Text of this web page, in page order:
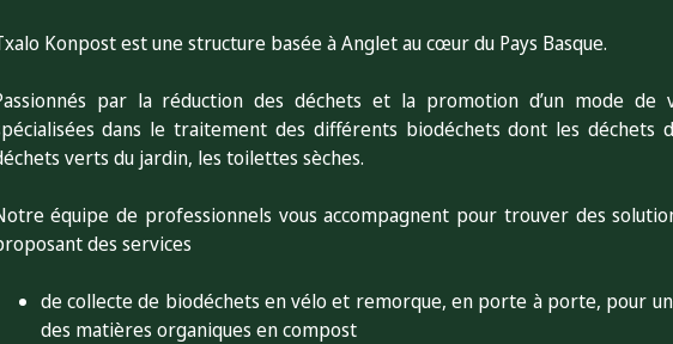
Konpost est une structure basée à Anglet au cœur du Pays Basque.
par la réduction des déchets et la promotion d’un mode de
pécialisées dans le traitement des différents biodéchets dont les déchets
verts du jardin, les toilettes sèches.
équipe de professionnels vous accompagnent pour trouver des
des services
de collecte de biodéchets en vélo et remorque, en porte à porte, pour
des matières organiques en compost